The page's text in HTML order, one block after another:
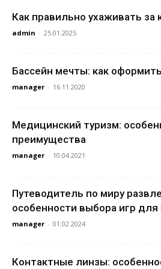
Как правильно ухаживать за
admin - 25.01.2025
Бассейн мечты: как
manager - 16.11.2020
Медицинский туризм:
преимущества
manager - 10.04.2021
Путеводитель по миру
особенности выбора игр для
manager - 01.02.2024
Контактные линзы: